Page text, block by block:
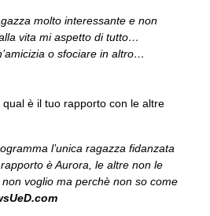
molto interessante e non
vita mi aspetto di tutto…
o sfociare in altro…
è il tuo rapporto con le altre
l’unica ragazza fidanzata
è Aurora, le altre non le
voglio ma perchè non so come